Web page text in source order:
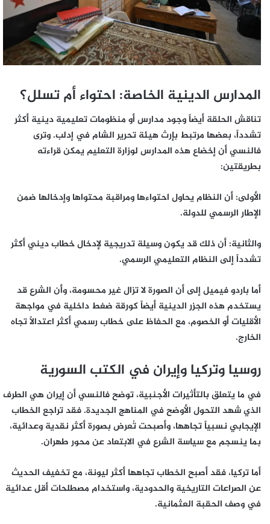
المدارس الدينية الخاصة: احتواء أم تسلل؟
تناقش الحلقة أيضاً وجود مدارس أو منظومات تعليمية دينية أكثر
تشدداً، بعضها مرتبط بإرث هيئة تحرير الشام في إدلب. وترى
فالنسي أن إخضاع هذه المدارس لوزارة التعليم يمكن قراءته
بطريقتين:
الأولى: أن النظام يحاول احتواءها ومراقبة محتواها وإدخالها ضمن
الإطار الرسمي للدولة.
والثانية: أن ذلك قد يكون وسيلة تدريجية لإدخال خطاب ديني أكثر
تشدداً إلى النظام التعليمي الرسمي.
أما باردو فيميل إلى أن الصورة لا تزال غير محسومة، وأن الشرع قد
يستخدم هذه الجزر الدينية أيضاً كورقة ضغط داخلية في مواجهة
الأقليات أو الخصوم، مع الحفاظ على خطاب رسمي أكثر اعتدالاً تجاه
الخارج.
روسيا وتركيا وإيران في الكتب السورية
في ما يتعلق بالتأثيرات الأجنبية، توضح فالنسي أن إيران هي الطرف
الذي شهد التحول الأوضح في المناهج الجديدة. فقد تراجع الخطاب
الإيجابي نسبياً تجاهها، وأصبحت تُعرض بصورة أكثر نقدية وعدائية،
بما ينسجم مع سياسة الشرع في الابتعاد عن محور طهران.
أما تركيا، فقد أصبح الخطاب تجاهها أكثر ليونة، مع تخفيف الحديث
عن الصراعات التاريخية والحدودية، واستخدام مصطلحات أقل عدائية
في وصف الحقبة العثمانية.